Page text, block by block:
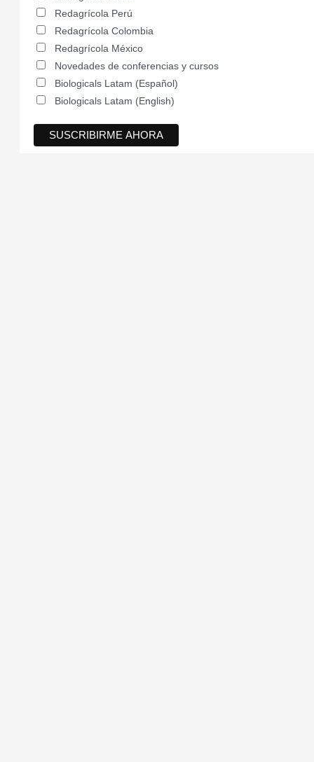
Redagrícola Perú
Redagrícola Colombia
Redagrícola México
Novedades de conferencias y cursos
Biologicals Latam (Español)
Biologicals Latam (English)